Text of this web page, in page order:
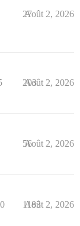
27
Août 2, 2026
203
Août 2, 2026
56
Août 2, 2026
1183
Août 2, 2026